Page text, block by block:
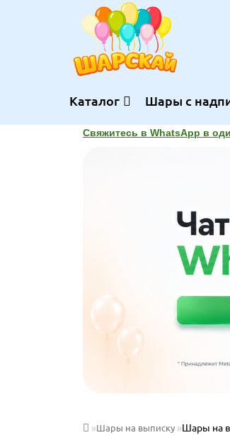
Каталог Шары с
Свяжитесь в WhatsApp в
Шары на выписку Шары на